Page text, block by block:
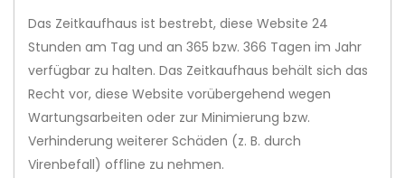
Das Zeitkaufhaus ist bestrebt, diese Website 24
Stunden am Tag und an 365 bzw. 366 Tagen im Jahr
verfügbar zu halten. Das Zeitkaufhaus behält sich das
Recht vor, diese Website vorübergehend wegen
Wartungsarbeiten oder zur Minimierung bzw.
Verhinderung weiterer Schäden (z. B. durch
Virenbefall) offline zu nehmen.